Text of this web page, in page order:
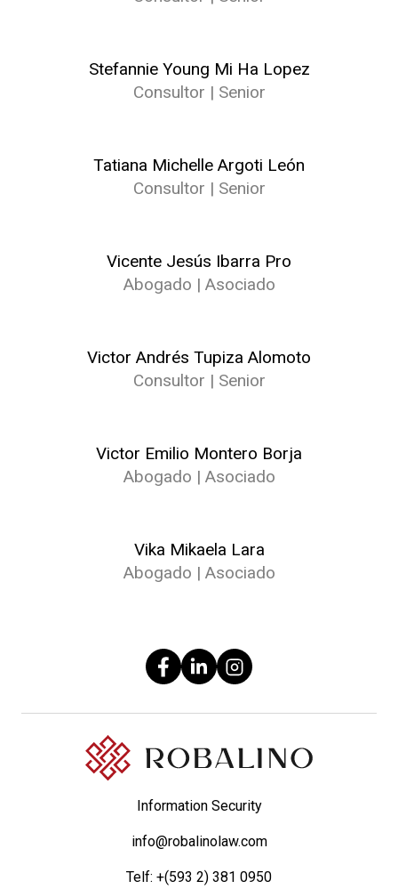
Stefannie Young Mi Ha Lopez
Consultor | Senior
Tatiana Michelle Argoti León
Consultor | Senior
Vicente Jesús Ibarra Pro
Abogado | Asociado
Victor Andrés Tupiza Alomoto
Consultor | Senior
Victor Emilio Montero Borja
Abogado | Asociado
Vika Mikaela Lara
Abogado | Asociado
Information Security
info@robalinolaw.com
Telf: +(593 2) 381 0950